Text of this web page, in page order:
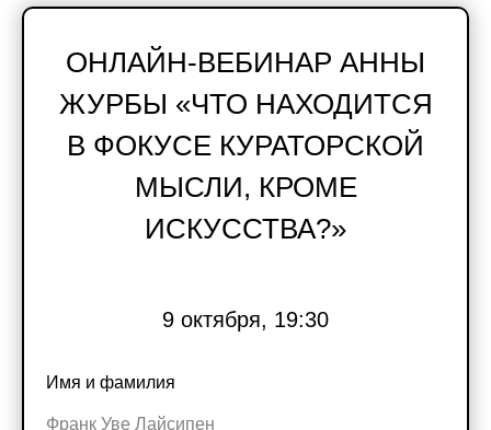
ОНЛАЙН-ВЕБИНАР АННЫ
ЖУРБЫ «ЧТО НАХОДИТСЯ
В ФОКУСЕ КУРАТОРСКОЙ
МЫСЛИ, КРОМЕ
ИСКУССТВА?»
9 октября, 19:30
Имя и фамилия
Подпишитесь, чтобы первыми узнавать о новых